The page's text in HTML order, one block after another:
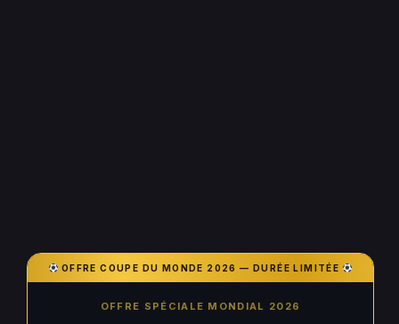
OFFRE COUPE DU MONDE 2026 — DURÉE LIMITÉE
OFFRE SPÉCIALE MONDIAL 2026